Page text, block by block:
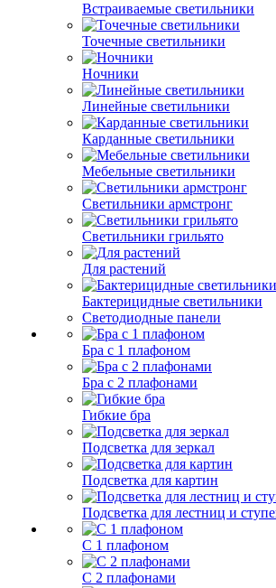
Встраиваемые светильники
Точечные светильники
Ночники
Линейные светильники
Карданные светильники
Мебельные светильники
Светильники армстронг
Светильники грильято
Для растений
Бактерицидные светильники
Светодиодные панели
Бра с 1 плафоном
Бра с 2 плафонами
Гибкие бра
Подсветка для зеркал
Подсветка для картин
Подсветка для лестниц и
С 1 плафоном
С 2 плафонами